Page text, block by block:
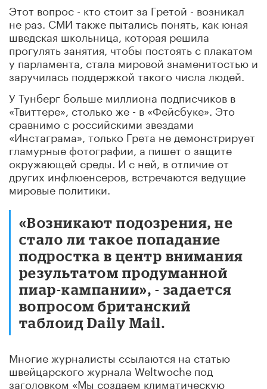
Этот вопрос - кто стоит за Гретой - возникал
не раз. СМИ также пытались понять, как юная
шведская школьница, которая решила
прогулять занятия, чтобы постоять с плакатом
у парламента, стала мировой знаменитостью и
заручилась поддержкой такого числа людей.
У Тунберг больше миллиона подписчиков в
«Твиттере», столько же - в «Фейсбуке». Это
сравнимо с российскими звездами
«Инстаграма», только Грета не демонстрирует
гламурные фотографии, а пишет о защите
окружающей среды. И с ней, в отличие от
других инфлюенсеров, встречаются ведущие
мировые политики.
«Возникают подозрения, не
стало ли такое попадание
подростка в центр внимания
результатом продуманной
пиар-кампании», - задается
вопросом британский
таблоид Daily Mail.
Многие журналисты ссылаются на статью
швейцарского журнала Weltwoche под
заголовком «Мы создаем климатическую